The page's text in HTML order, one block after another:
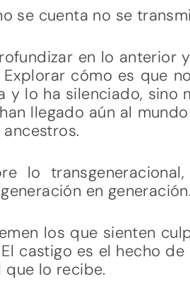
se cuenta no se
en lo anterior
cómo es que
y lo ha silenciado, sino
llegado aún al
lo
en generación.
los que sienten
castigo es el hecho
que lo recibe.